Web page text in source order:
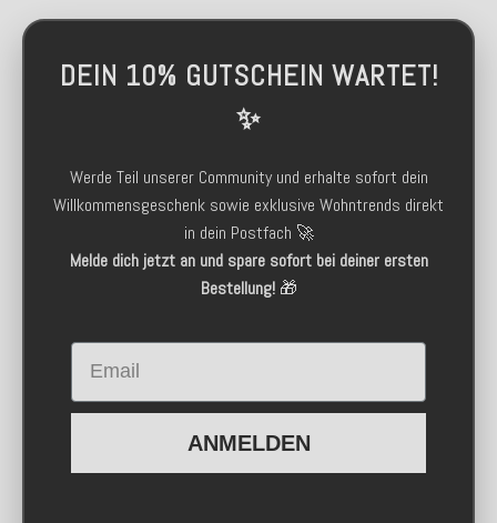
DEIN 10% GUTSCHEIN WARTET!
✨
Werde Teil unserer Community und erhalte sofort dein
Willkommensgeschenk sowie exklusive Wohntrends direkt
in dein Postfach 🚀
Melde dich jetzt an und spare sofort bei deiner ersten
Bestellung!🎁
Email
ANMELDEN